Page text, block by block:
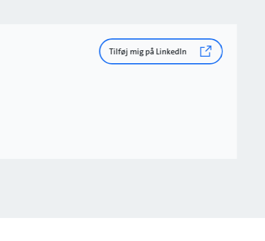
Tilføj mig på LinkedIn